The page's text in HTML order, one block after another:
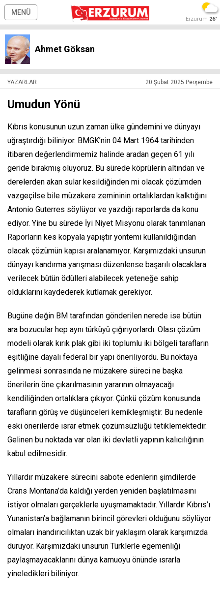
MENÜ
Erzurum 26°
Ahmet Göksan
YAZARLAR 20 Şubat 2025 Perşembe
Umudun Yönü
Kıbrıs konusunun uzun zaman ülke gündemini ve dünyayı
uğraştırdığı biliniyor. BMGK’nin 04 Mart 1964 tarihinden
itibaren değerlendirmemiz halinde aradan geçen 61 yılı
geride bırakmış oluyoruz. Bu sürede köprülerin altından ve
derelerden akan sular kesildiğinden mi olacak çözümden
vazgeçilse bile müzakere zemininin ortalıklardan kalktığını
Antonio Guterres söylüyor ve yazdığı raporlarda da konu
ediyor. Yine bu sürede İyi Niyet Misyonu olarak tanımlanan
Raporların kes kopyala yapıştır yöntemi kullanıldığından
olacak çözümün kapısı aralanamıyor. Karşımızdaki unsurun
dünyayı kandırma yarışması düzenlense başarılı olacaklara
verilecek bütün ödülleri alabilecek yeteneğe sahip
olduklarını kaydederek kutlamak gerekiyor.
Bugüne değin BM tarafından gönderilen nerede ise bütün
ara bozucular hep aynı türküyü çığırıyorlardı. Olası çözüm
modeli olarak kırık plak gibi iki toplumlu iki bölgeli tarafların
eşitliğine dayalı federal bir yapı öneriliyordu. Bu noktaya
gelinmesi sonrasında ne müzakere süreci ne başka
önerilerin öne çıkarılmasının yararının olmayacağı
kendiliğinden ortalıklara çıkıyor. Çünkü çözüm konusunda
tarafların görüş ve düşünceleri kemikleşmiştir. Bu nedenle
eski önerilerde ısrar etmek çözümsüzlüğü tetiklemektedir.
Gelinen bu noktada var olan iki devletli yapının kalıcılığının
kabul edilmesidir.
Yıllardır müzakere sürecini sabote edenlerin şimdilerde
Crans Montana’da kaldığı yerden yeniden başlatılmasını
istiyor olmaları gerçeklerle uyuşmamaktadır. Yıllardır Kıbrıs’ı
Yunanistan’a bağlamanın birincil görevleri olduğunu söylüyor
olmaları inandırıcılıktan uzak bir yaklaşım olarak karşımızda
duruyor. Karşımızdaki unsurun Türklerle egemenliği
paylaşmayacaklarını dünya kamuoyu önünde ısrarla
yineledikleri biliniyor.